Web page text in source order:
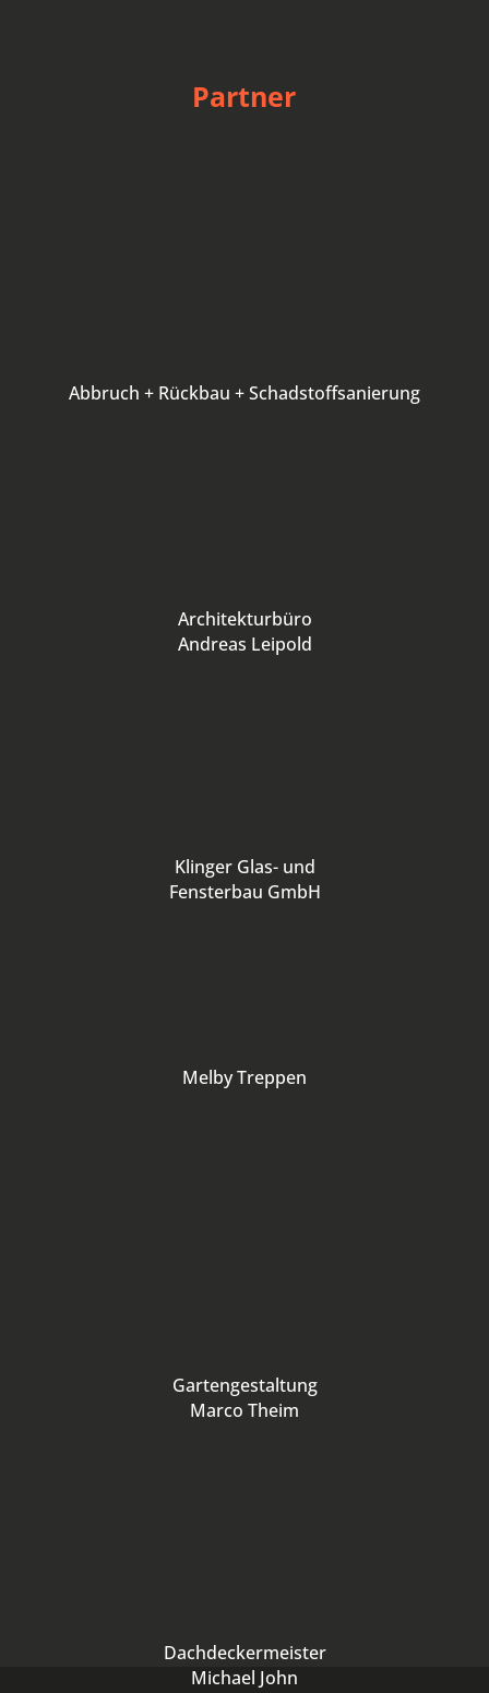
Partner
Abbruch + Rückbau + Schadstoffsanierung
Architekturbüro
Andreas Leipold
Klinger Glas- und
Fensterbau GmbH
Melby Treppen
Gartengestaltung
Marco Theim
Dachdeckermeister
Michael John